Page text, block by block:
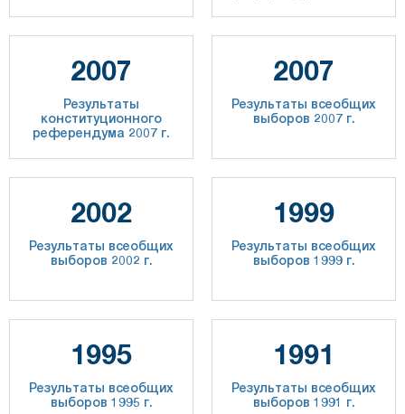
2007
Результаты
конституционного
референдума 2007 г.
2007
Результаты всеобщих
выборов 2007 г.
2002
Результаты всеобщих
выборов 2002 г.
1999
Результаты всеобщих
выборов 1999 г.
1995
Результаты всеобщих
выборов 1995 г.
1991
Результаты всеобщих
выборов 1991 г.